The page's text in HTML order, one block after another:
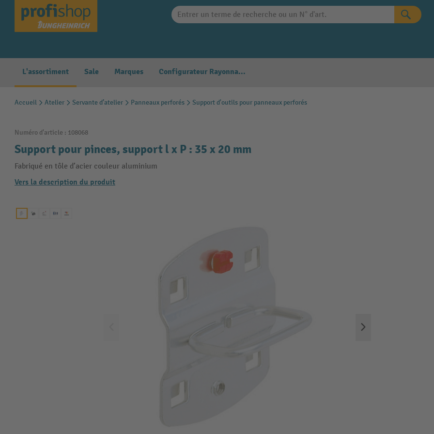
Skip to main navigation
L'assortiment Sale Marques Configurateur Rayonnages
Accueil Atelier Servante d’atelier Panneaux perforés Support d'outils pour panneaux perforés
Numéro d'article : 108068
Support pour pinces, support l x P : 35 x 20 mm
Fabriqué en tôle d’acier couleur aluminium
Vers la description du produit